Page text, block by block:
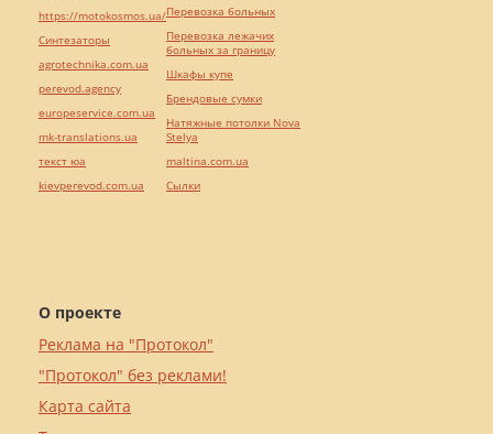
О проекте
Реклама на "Протокол"
"Протокол" без реклами!
Карта сайта
https://motokosmos.ua/
Синтезаторы
agrotechnika.com.ua
perevod.agency
europeservice.com.ua
mk-translations.ua
текст юа
kievperevod.com.ua
Перевозка больных
Перевозка лежачих
больных за границу
Шкафы купе
Брендовые сумки
Натяжные потолки Nova
Stelya
maltina.com.ua
Cылки